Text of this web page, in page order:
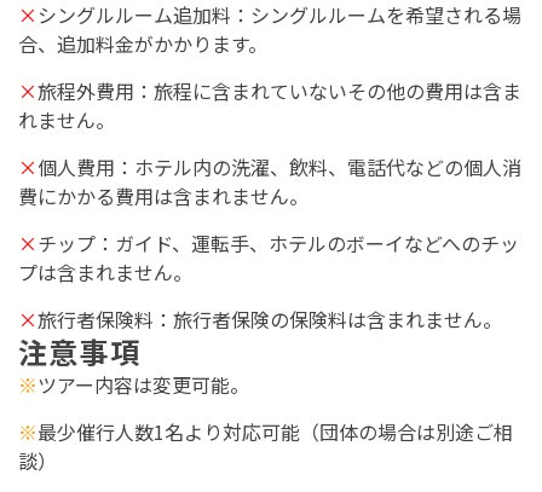
× シングルルーム追加料：シングルルームを希望される場
合、追加料金がかかります。
×旅程外費用：旅程に含まれていないその他の費用は含ま
れません。
×個人費用：ホテル内の洗濯、飲料、電話代などの個人消
費にかかる費用は含まれません。
×チップ：ガイド、運転手、ホテルのボーイなどへのチッ
プは含まれません。
×旅行者保険料：旅行者保険の保険料は含まれません。
注意事項
※ツアー内容は変更可能。
※最少催行人数1名より対応可能（団体の場合は別途ご相
談）